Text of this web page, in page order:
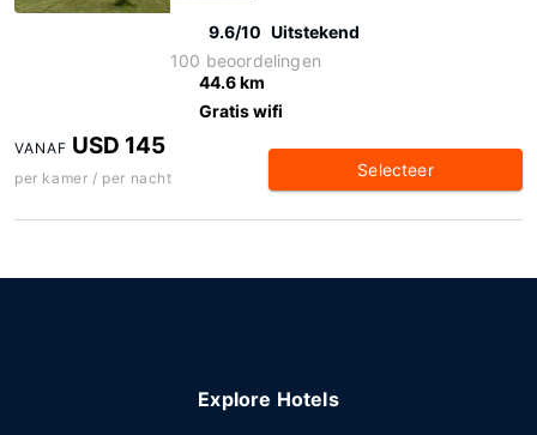
9.6/10 Uitstekend
100 beoordelingen
44.6 km
Gratis wifi
VANAF USD 145
per kamer / per nacht Selecteer
Explore Hotels